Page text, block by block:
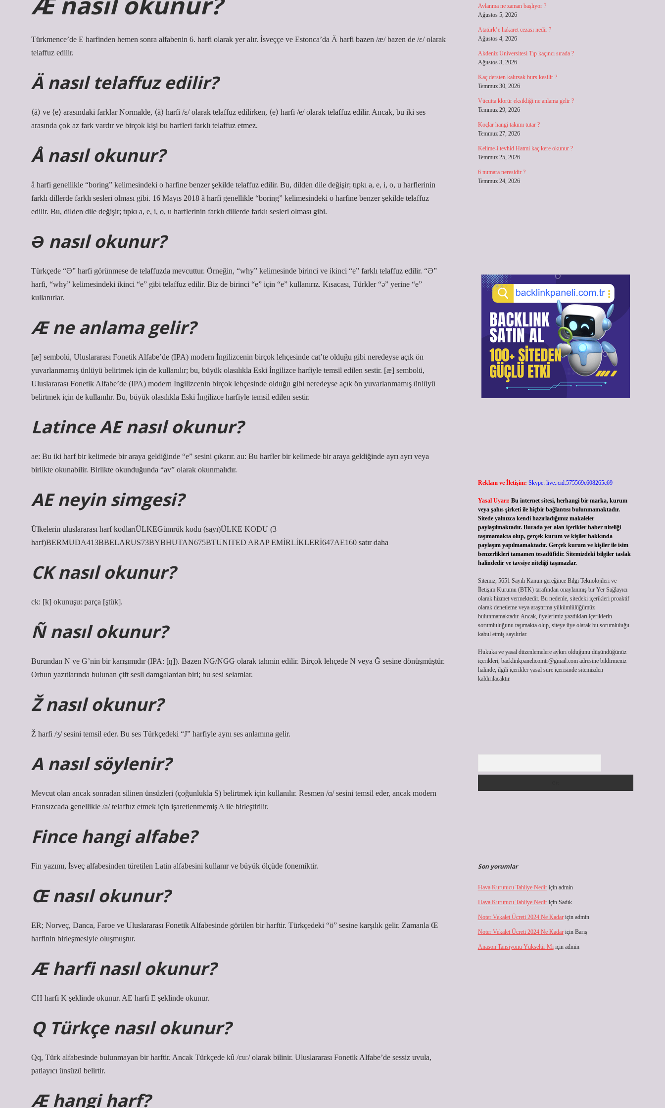
Türkmence’de E harfinden hemen sonra alfabenin 6. harfi olarak yer alır. İsveççe ve Estonca’da Ä harfi bazen /æ/ bazen de /ɛ/ olarak
telaffuz edilir.
Ä nasıl telaffuz edilir?
⟨ä⟩ ve ⟨e⟩ arasındaki farklar Normalde, ⟨ä⟩ harfi /ɛ/ olarak telaffuz edilirken, ⟨e⟩ harfi /e/ olarak telaffuz edilir. Ancak, bu iki ses
arasında çok az fark vardır ve birçok kişi bu harfleri farklı telaffuz etmez.
Å nasıl okunur?
å harfi genellikle “boring” kelimesindeki o harfine benzer şekilde telaffuz edilir. Bu, dilden dile değişir; tıpkı a, e, i, o, u harflerinin
farklı dillerde farklı sesleri olması gibi. 16 Mayıs 2018 å harfi genellikle “boring” kelimesindeki o harfine benzer şekilde telaffuz
edilir. Bu, dilden dile değişir; tıpkı a, e, i, o, u harflerinin farklı dillerde farklı sesleri olması gibi.
Ə nasıl okunur?
Türkçede “Ə” harfi görünmese de telaffuzda mevcuttur. Örneğin, “why” kelimesinde birinci ve ikinci “e” farklı telaffuz edilir. “Ə”
harfi, “why” kelimesindeki ikinci “e” gibi telaffuz edilir. Biz de birinci “e” için “e” kullanırız. Kısacası, Türkler “ə” yerine “e”
kullanırlar.
Æ ne anlama gelir?
[æ] sembolü, Uluslararası Fonetik Alfabe’de (IPA) modern İngilizcenin birçok lehçesinde cat’te olduğu gibi neredeyse açık ön
yuvarlanmamış ünlüyü belirtmek için de kullanılır; bu, büyük olasılıkla Eski İngilizce harfiyle temsil edilen sestir. [æ] sembolü,
Uluslararası Fonetik Alfabe’de (IPA) modern İngilizcenin birçok lehçesinde olduğu gibi neredeyse açık ön yuvarlanmamış ünlüyü
belirtmek için de kullanılır. Bu, büyük olasılıkla Eski İngilizce harfiyle temsil edilen sestir.
Latince AE nasıl okunur?
ae: Bu iki harf bir kelimede bir araya geldiğinde “e” sesini çıkarır. au: Bu harfler bir kelimede bir araya geldiğinde ayrı ayrı veya
birlikte okunabilir. Birlikte okunduğunda “av” olarak okunmalıdır.
AE neyin simgesi?
Ülkelerin uluslararası harf kodlarıÜLKEGümrük kodu (sayı)ÜLKE KODU (3
harf)BERMUDA413BBELARUS73BYBHUTAN675BTUNITED ARAP EMİRLİKLERİ647AE160 satır daha
CK nasıl okunur?
ck: [k] okunuşu: parça [ştük].
Ñ nasıl okunur?
Burundan N ve G’nin bir karışımıdır (IPA: [ŋ]). Bazen NG/NGG olarak tahmin edilir. Birçok lehçede N veya Ğ sesine dönüşmüştür.
Orhun yazıtlarında bulunan çift sesli damgalardan biri; bu sesi selamlar.
Ž nasıl okunur?
Ž harfi /ʒ/ sesini temsil eder. Bu ses Türkçedeki “J” harfiyle aynı ses anlamına gelir.
A nasıl söylenir?
Mevcut olan ancak sonradan silinen ünsüzleri (çoğunlukla S) belirtmek için kullanılır. Resmen /ɑ/ sesini temsil eder, ancak modern
Fransızcada genellikle /a/ telaffuz etmek için işaretlenmemiş A ile birleştirilir.
Fince hangi alfabe?
Fin yazımı, İsveç alfabesinden türetilen Latin alfabesini kullanır ve büyük ölçüde fonemiktir.
Œ nasıl okunur?
ER; Norveç, Danca, Faroe ve Uluslararası Fonetik Alfabesinde görülen bir harftir. Türkçedeki “ö” sesine karşılık gelir. Zamanla Œ
harfinin birleşmesiyle oluşmuştur.
Æ harfi nasıl okunur?
CH harfi K şeklinde okunur. AE harfi E şeklinde okunur.
Q Türkçe nasıl okunur?
Qq, Türk alfabesinde bulunmayan bir harftir. Ancak Türkçede kû /cuː/ olarak bilinir. Uluslararası Fonetik Alfabe’de sessiz uvula,
patlayıcı ünsüzü belirtir.
Æ hangi harf?
Avlanma ne zaman başlıyor ?
Ağustos 5, 2026
Atatürk’e hakaret cezası nedir ?
Ağustos 4, 2026
Akdeniz Üniversitesi Tıp kaçıncı sırada ?
Ağustos 3, 2026
Kaç dersten kalırsak burs kesilir ?
Temmuz 30, 2026
Vücutta klorür eksikliği ne anlama gelir ?
Temmuz 29, 2026
Koçlar hangi takımı tutar ?
Temmuz 27, 2026
Kelime-i tevhid Hatmi kaç kere okunur ?
Temmuz 25, 2026
6 numara neresidir ?
Temmuz 24, 2026
Reklam ve İletişim: Skype: live:.cid.575569c608265c69
Yasal Uyarı: Bu internet sitesi, herhangi bir marka, kurum
veya şahıs şirketi ile hiçbir bağlantısı bulunmamaktadır.
Sitede yalnızca kendi hazırladığımız makaleler
paylaşılmaktadır. Burada yer alan içerikler haber niteliği
taşımamakta olup, gerçek kurum ve kişiler hakkında
paylaşım yapılmamaktadır. Gerçek kurum ve kişiler ile isim
benzerlikleri tamamen tesadüfidir. Sitemizdeki bilgiler taslak
halindedir ve tavsiye niteliği taşımazlar.
Sitemiz, 5651 Sayılı Kanun gereğince Bilgi Teknolojileri ve
İletişim Kurumu (BTK) tarafından onaylanmış bir Yer Sağlayıcı
olarak hizmet vermektedir. Bu nedenle, sitedeki içerikleri proaktif
olarak denetleme veya araştırma yükümlülüğümüz
bulunmamaktadır. Ancak, üyelerimiz yazdıkları içeriklerin
sorumluluğunu taşımakta olup, siteye üye olarak bu sorumluluğu
kabul etmiş sayılırlar.
Hukuka ve yasal düzenlemelere aykırı olduğunu düşündüğünüz
içerikleri, backlinkpanelicomtr@gmail.comadresine bildirmeniz
halinde, ilgili içerikler yasal süre içerisinde sitemizden
kaldırılacaktır.
Son yorumlar
Hava Kurutucu Tahliye Nediriçin admin
Hava Kurutucu Tahliye Nediriçin Sadık
Noter Vekalet Ücreti 2024 Ne Kadariçin admin
Noter Vekalet Ücreti 2024 Ne Kadariçin Barış
Anason Tansiyonu Yükseltir Miiçin admin